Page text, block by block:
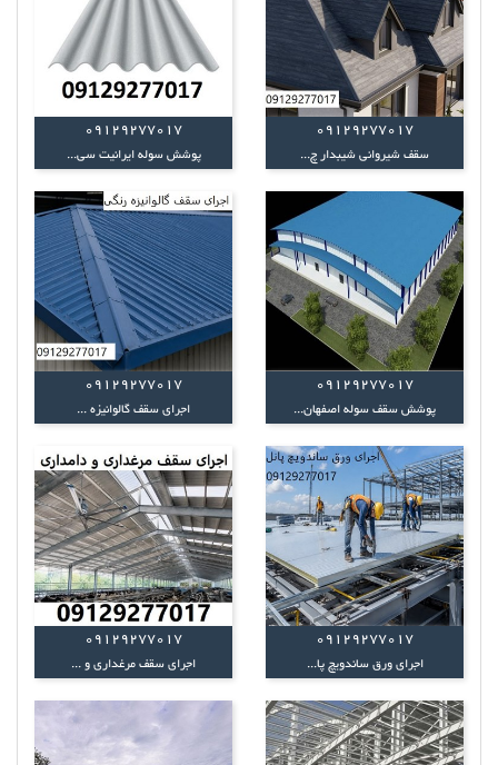
09129277017
سقف شیروانی شیبدار چ...
09129277017
پوشش سوله ایرانیت سی...
09129277017
پوشش سقف سوله اصفهان...
09129277017
اجرای سقف گالوانیزه ...
09129277017
اجرای ورق ساندویچ پا...
09129277017
اجرای سقف مرغداری و ...